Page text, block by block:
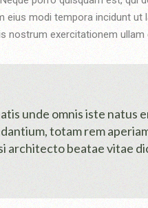
eius modi tempora incidunt
nostrum exercitationem
unde omnis iste natus
totam rem
architecto beatae vitae